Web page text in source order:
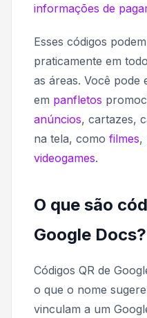
informações de
Esses códigos
praticamente em
as áreas. Você pode
em panfletos
anúncios, cartazes,
na tela, como filmes,
videogames.
O que são
Google Docs?
Códigos QR de
o que o nome
vinculam a um